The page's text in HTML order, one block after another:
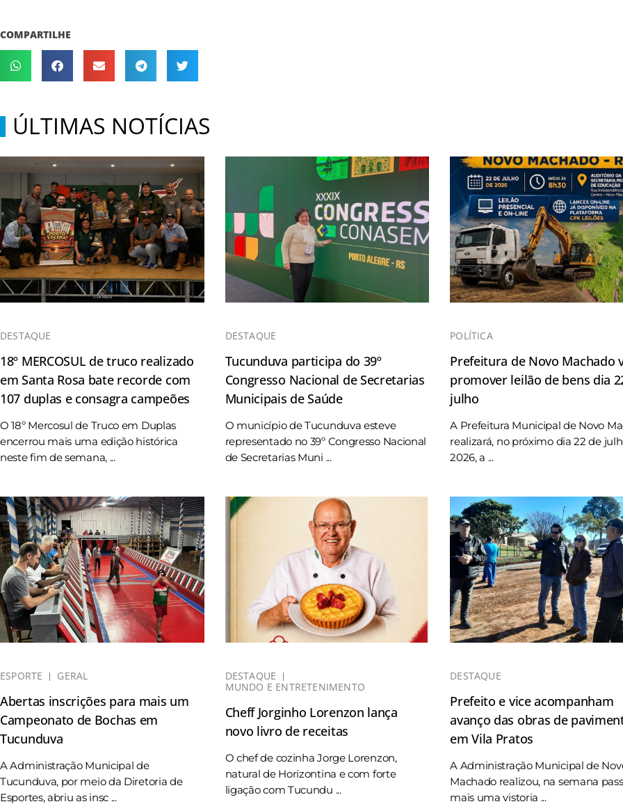
COMPARTILHE
ÚLTIMAS NOTÍCIAS
DESTAQUE
18º MERCOSUL de truco realizado
em Santa Rosa bate recorde com
107 duplas e consagra campeões
O 18º Mercosul de Truco em Duplas
encerrou mais uma edição histórica
neste fim de semana, ...
DESTAQUE
Tucunduva participa do 39º
Congresso Nacional de Secretarias
Municipais de Saúde
O município de Tucunduva esteve
representado no 39º Congresso Nacional
de Secretarias Muni ...
POLÍTICA
Prefeitura de Novo Machado
promover leilão de bens dia
julho
A Prefeitura Municipal de Novo
realizará, no próximo dia 22 de
2026, a ...
ESPORTE GERAL
Abertas inscrições para mais um
Campeonato de Bochas em
Tucunduva
A Administração Municipal de
Tucunduva, por meio da Diretoria de
Esportes, abriu as insc ...
DESTAQUE
MUNDO E ENTRETENIMENTO
Cheff Jorginho Lorenzon lança
novo livro de receitas
O chef de cozinha Jorge Lorenzon,
natural de Horizontina e com forte
ligação com Tucundu ...
DESTAQUE
Prefeito e vice acompanham
avanço das obras de
em Vila Pratos
A Administração Municipal de
Machado realizou, na semana
mais uma vistoria ...